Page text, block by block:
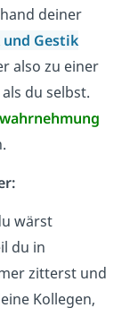
deiner
und Gestik
also zu einer
du selbst.
wärst
du in
zitterst und
Kollegen,